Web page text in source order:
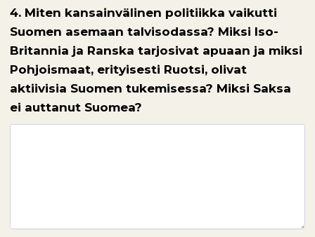
4. Miten kansainvälinen politiikka vaikutti
Suomen asemaan talvisodassa? Miksi Iso-
Britannia ja Ranska tarjosivat apuaan ja miksi
Pohjoismaat, erityisesti Ruotsi, olivat
aktiivisia Suomen tukemisessa? Miksi Saksa
ei auttanut Suomea?